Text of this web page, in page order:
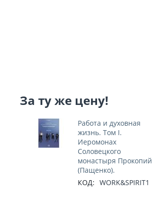
За ту же цену!
Работа и духовная
жизнь. Том I.
Иеромонах
Соловецкого
монастыря Прокопий
(Пащенко).
КОД: WORK&SPIRIT1